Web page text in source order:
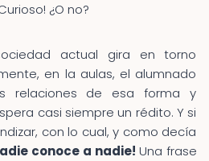
¿O no?
actual gira en torno
en la aulas, el alumnado
relaciones de esa forma y
casi siempre un rédito. Y si
con lo cual, y como decía
conoce a nadie! Una frase